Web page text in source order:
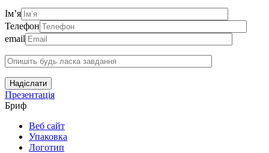
Ім’я
Телефон
email
Надіслати
Презентація
Бриф
Веб сайт
Упаковка
Логотип